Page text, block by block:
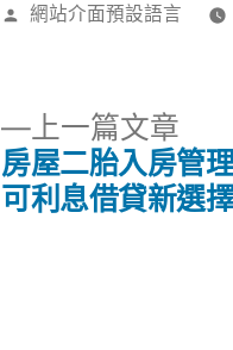
作
網站介面預設語言
上一篇文章
一
篇
房屋二胎入房管
可利息借貸新選